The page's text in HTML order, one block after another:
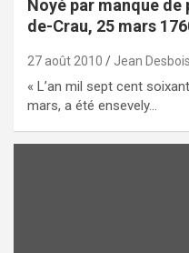
Noyé par manque
de-Crau, 25 mars
27 août 2010 Jean Desbois
« L’an mil sept cent
mars, a été ensevely…